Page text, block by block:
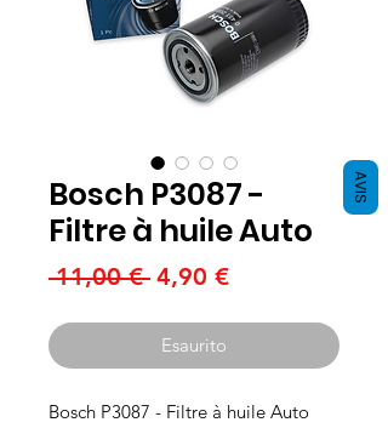
Bosch P3087 -
Filtre à huile Auto
11,00 € Prezzo
4,90 €Prezzo
Esaurito
Bosch P3087 - Filtre à huile Auto
AVIS